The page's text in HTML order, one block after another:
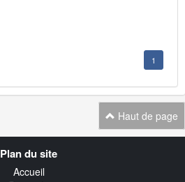
1
Haut de page
Plan du site
Accueil